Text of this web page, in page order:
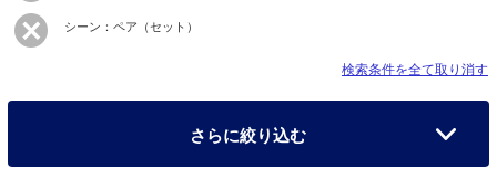
シーン：ペア（セット）
検索条件を全て取り消す
さらに絞り込む